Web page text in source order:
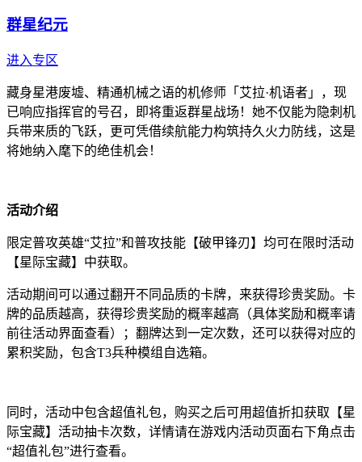
群星纪元
进入专区
藏身星港废墟、精通机械之语的机修师「艾拉·机语者」，现
已响应指挥官的号召，即将重返群星战场！她不仅能为隐刺机
兵带来质的飞跃，更可凭借续航能力构筑持久火力防线，这是
将她纳入麾下的绝佳机会！
活动介绍
限定普攻英雄“艾拉”和普攻技能【破甲锋刃】均可在限时活动
【星际宝藏】中获取。
活动期间可以通过翻开不同品质的卡牌，来获得珍贵奖励。卡
牌的品质越高，获得珍贵奖励的概率越高（具体奖励和概率请
前往活动界面查看）；翻牌达到一定次数，还可以获得对应的
累积奖励，包含T3兵种模组自选箱。
同时，活动中包含超值礼包，购买之后可用超值折扣获取【星
际宝藏】活动抽卡次数，详情请在游戏内活动页面右下角点击
“超值礼包”进行查看。